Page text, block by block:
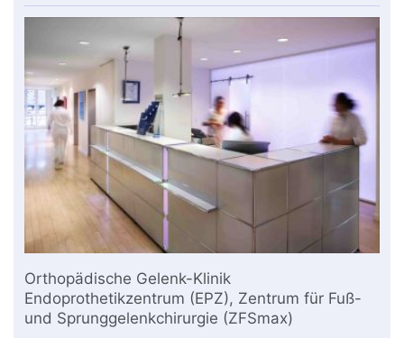
Orthopädische Gelenk-Klinik
Endoprothetikzentrum (EPZ), Zentrum für Fuß-
und Sprunggelenkchirurgie (ZFSmax)